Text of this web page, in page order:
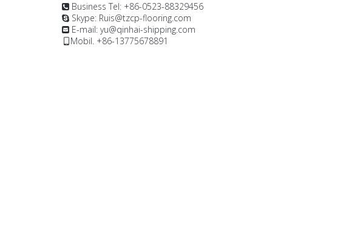
 Business Tel: +86-0523-88329456
 Skype: Ruis@tzcp-flooring.com
 E-mail: yu@qinhai-shipping.com
Mobil. +86-13775678891